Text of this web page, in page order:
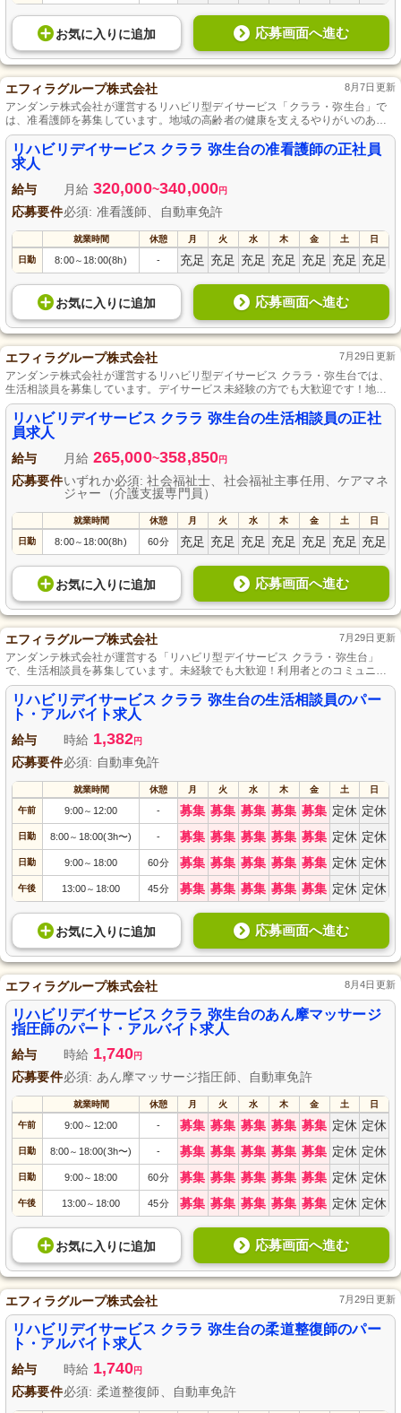
お気に入り に追加 応募画面へ進む
エフィラグループ株式会社 8月7日更新
アンダンテ株式会社が運営するリハビリ型デイサービス「クララ・弥生台」で
は、准看護師を募集しています。地域の高齢者の健康を支えるやりがいのある
仕事です。正社員として安定した雇用形態で働くことができ、キャリアアップ
も目指せます。専門資格を活かし、温かい環境で利用者様に寄り添うケアをし
たい方のご応募をお待ちしています。
リハビリデイサービス クララ 弥生台の准看護師の正社員
求人
給与 月給 320,000~340,000円
応募要件必須: 准看護師、自動車免許
就業時間 休憩 月 火 水 木 金 土 日
日勤 8:00～ 18:00(8h) - 充足 充足 充足 充足 充足 充足 充足
お気に入り に追加 応募画面へ進む
エフィラグループ株式会社 7月29日更新
アンダンテ株式会社が運営するリハビリ型デイサービス クララ・弥生台では、
生活相談員を募集しています。デイサービス未経験の方でも大歓迎です！地域
の高齢者のサポートに情熱を持って取り組める方にぴったりの職場です。あな
たのコミュニケーションスキルを活かし、利用者様に安心感と喜びを提供しま
せんか？正社員として、充実した働き方を一緒に実現しましょう。
リハビリデイサービス クララ 弥生台の生活相談員の正社
員求人
給与 月給 265,000~358,850円
応募要件いずれか必須: 社会福祉士、社会福祉主事任用、ケアマネ
ジャー（介護支援専門員）
就業時間 休憩 月 火 水 木 金 土 日
日勤 8:00～ 18:00(8h) 60分 充足 充足 充足 充足 充足 充足 充足
お気に入り に追加 応募画面へ進む
エフィラグループ株式会社 7月29日更新
アンダンテ株式会社が運営する「リハビリ型デイサービス クララ・弥生台」
で、生活相談員を募集しています。未経験でも大歓迎！利用者とのコミュニケ
ーションを通じて、日々の生活の質を向上させるお手伝いを一緒にしません
か？パート・アルバイトの形態で働きやすく、柔軟な勤務時間も魅力。あなた
のサポートが、多くの人々の笑顔につながります。是非、私たちのチームに参
加してください！
リハビリデイサービス クララ 弥生台の生活相談員のパー
ト・アルバイト求人
給与 時給 1,382円
応募要件必須: 自動車免許
就業時間 休憩 月 火 水 木 金 土 日
午前 9:00～ 12:00 - 募集 募集 募集 募集 募集 定休 定休
日勤 8:00～ 18:00(3h〜) - 募集 募集 募集 募集 募集 定休 定休
日勤 9:00～ 18:00 60分 募集 募集 募集 募集 募集 定休 定休
午後 13:00～ 18:00 45分 募集 募集 募集 募集 募集 定休 定休
お気に入り に追加 応募画面へ進む
エフィラグループ株式会社 8月4日更新
リハビリデイサービス クララ 弥生台のあん摩マッサージ
指圧師のパート・アルバイト求人
給与 時給 1,740円
応募要件必須: あん摩マッサージ指圧師、自動車免許
就業時間 休憩 月 火 水 木 金 土 日
午前 9:00～ 12:00 - 募集 募集 募集 募集 募集 定休 定休
日勤 8:00～ 18:00(3h〜) - 募集 募集 募集 募集 募集 定休 定休
日勤 9:00～ 18:00 60分 募集 募集 募集 募集 募集 定休 定休
午後 13:00～ 18:00 45分 募集 募集 募集 募集 募集 定休 定休
お気に入り に追加 応募画面へ進む
エフィラグループ株式会社 7月29日更新
リハビリデイサービス クララ 弥生台の柔道整復師のパー
ト・アルバイト求人
給与 時給 1,740円
応募要件必須: 柔道整復師、自動車免許